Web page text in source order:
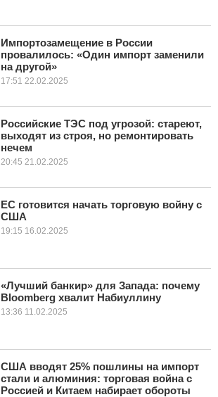
Импортозамещение в России
провалилось: «Один импорт заменили
на другой»
17:51 22.02.2025
Российские ТЭС под угрозой: стареют,
выходят из строя, но ремонтировать
нечем
20:45 21.02.2025
ЕС готовится начать торговую войну с
США
19:15 16.02.2025
«Лучший банкир» для Запада: почему
Bloomberg хвалит Набиуллину
13:36 11.02.2025
США вводят 25% пошлины на импорт
стали и алюминия: торговая война с
Россией и Китаем набирает обороты